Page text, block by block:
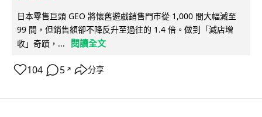
日本零售巨頭 GEO 將懷舊遊戲銷售門市從 1,000 間大幅減至
99 間，但銷售額卻不降反升至過往的 1.4 倍。做到「減店增
收」奇蹟，...
閱讀全文
104 5 ↗ 分享